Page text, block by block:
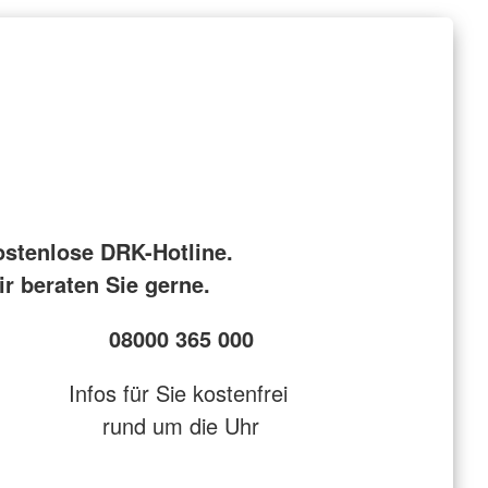
DRK-Hotline.
beraten Sie gerne.
08000 365 000
Infos für Sie kostenfrei
rund um die Uhr